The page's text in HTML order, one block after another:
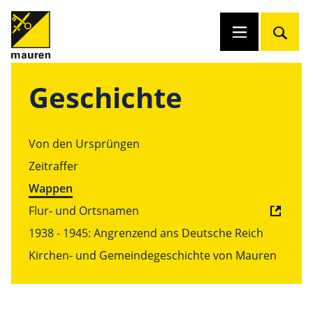
Geschichte
Von den Ursprüngen
Zeitraffer
Wappen
Flur- und Ortsnamen
1938 - 1945: Angrenzend ans Deutsche Reich
Kirchen- und Gemeindegeschichte von Mauren